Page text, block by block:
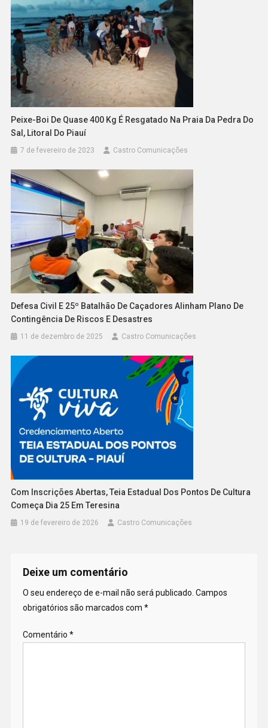
Peixe-Boi De Quase 400 Kg É Resgatado Na Praia Da Pedra Do
Sal, Litoral Do Piauí
7 de fevereiro de 2023 Castro Comunicações
Defesa Civil E 25º Batalhão De Caçadores Alinham Plano De
Contingência De Riscos E Desastres
11 de dezembro de 2025 Castro Comunicações
Com Inscrições Abertas, Teia Estadual Dos Pontos De Cultura
Começa Dia 25 Em Teresina
19 de fevereiro de 2026 Castro Comunicações
Deixe um comentário
O seu endereço de e-mail não será publicado. Campos
obrigatórios são marcados com *
Comentário *